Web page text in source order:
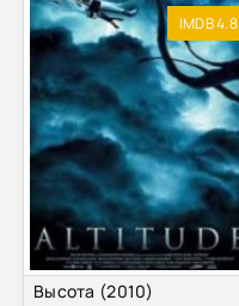
IMDB 4.8
Высота (2010)